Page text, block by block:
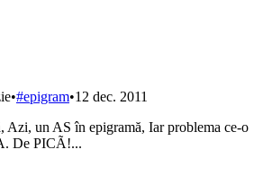
•#epigram•12 dec. 2011
Azi, un AS în epigramă, Iar problema ce-o
De PICÃ!...